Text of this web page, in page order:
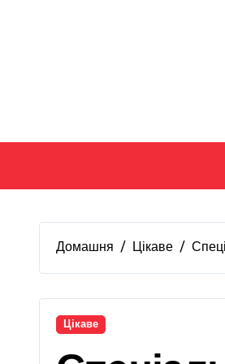
Домашня Цікаве
Цікаве